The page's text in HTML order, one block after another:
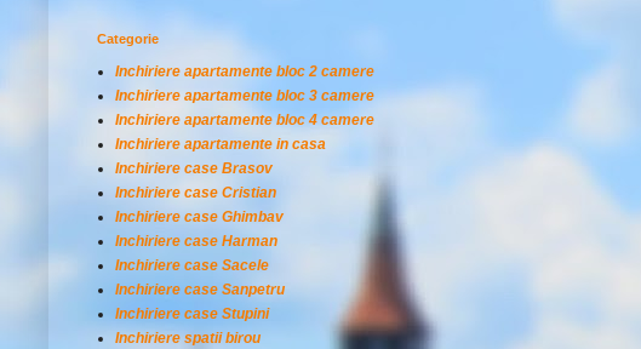
Categorie
Inchiriere apartamente bloc 2 camere
Inchiriere apartamente bloc 3 camere
Inchiriere apartamente bloc 4 camere
Inchiriere apartamente in casa
Inchiriere case Brasov
Inchiriere case Cristian
Inchiriere case Ghimbav
Inchiriere case Harman
Inchiriere case Sacele
Inchiriere case Sanpetru
Inchiriere case Stupini
Inchiriere spatii birou